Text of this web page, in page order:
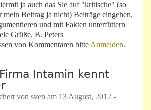
ja auch das Sie auf "kritische" (so
mein Beitrag ja nicht) Beiträge eingehen,
und mit Fakten unterfüttern
Grüße, B. Peters
von Kommentaren bitte Anmelden.
Intamin kennt
von sven am 13 August, 2012 -